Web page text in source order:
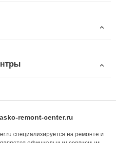
remont-center.ru
специализируется на ремонте и